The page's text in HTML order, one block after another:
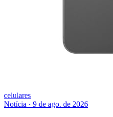
celulares
Notícia · 9 de ago. de 2026